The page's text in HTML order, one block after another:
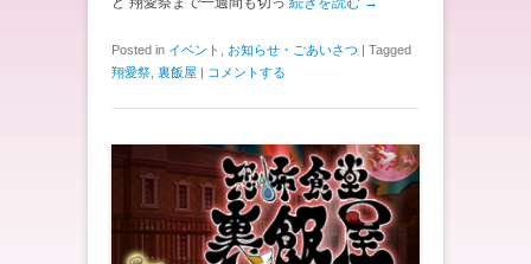
Posted in イベント , お知らせ・ごあいさつ
Tagged
翔愛祭, 裏飯屋 コメントする